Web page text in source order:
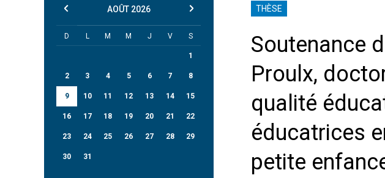
THÈSE
Soutenance
Proulx,
qualité
éducatrices
petite
AOÛT 2026
D L M M J V S
1
2 3 4 5 6 7 8
9 10 11 12 13 14 15
16 17 18 19 20 21 22
23 24 25 26 27 28 29
30 31